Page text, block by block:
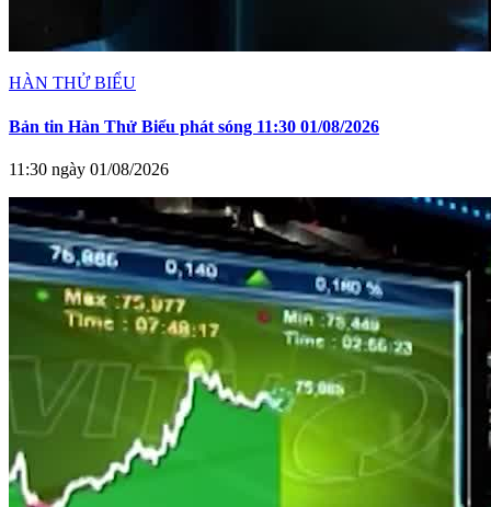
HÀN THỬ BIỂU
Bản tin Hàn Thử Biểu phát sóng 11:30 01/08/2026
11:30 ngày 01/08/2026